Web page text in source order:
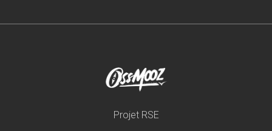
Projet RSE